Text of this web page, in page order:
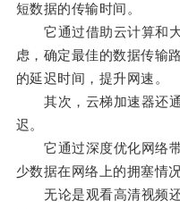
短数据的传输时间。
它通过借助云计算和大
虑，确定最佳的数据传输
的延迟时间，提升网速。
其次，云梯加速器还通
迟。
它通过深度优化网络带
少数据在网络上的拥塞情
无论是观看高清视频还